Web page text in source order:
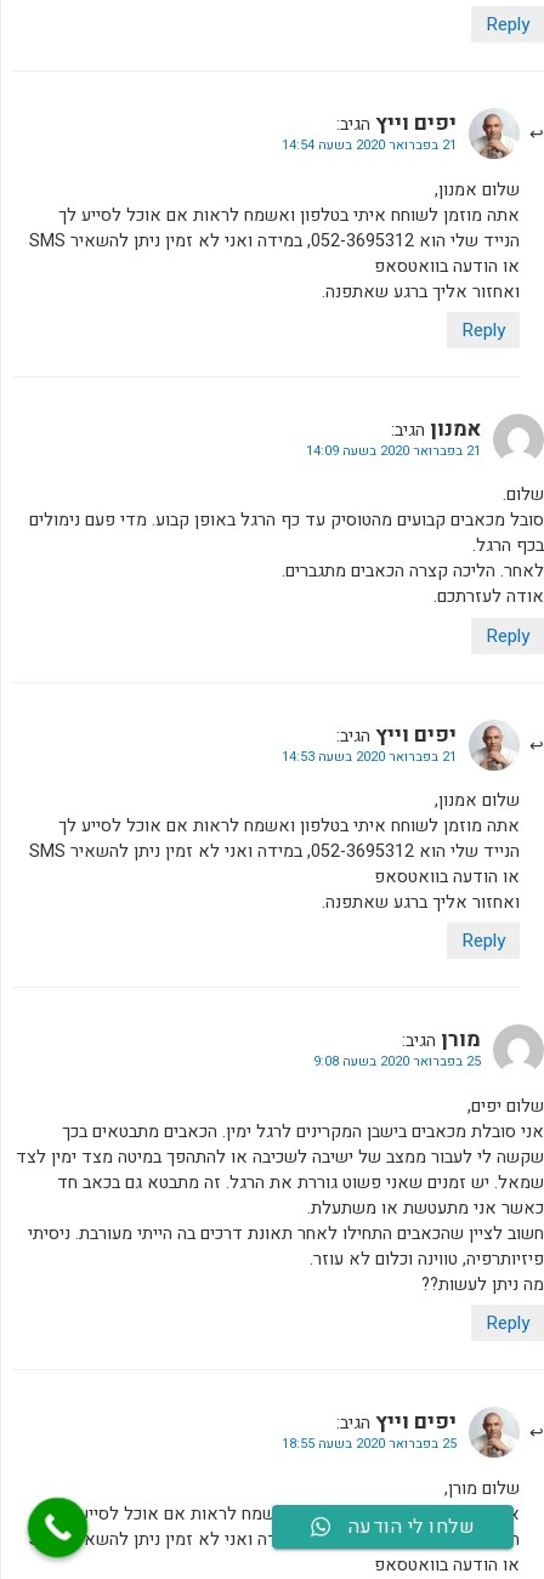
Reply
יפים וייץ הגיב:
21 בפברואר 2020 בשעה 14:54
שלום אמנון,
אתה מוזמן לשוחח איתי בטלפון ואשמח לראות אם אוכל לסייע לך
הנייד שלי הוא 052-3695312, במידה ואני לא זמין ניתן להשאיר SMS
או הודעה בוואטסאפ
ואחזור אליך ברגע שאתפנה.
Reply
אמנון הגיב:
21 בפברואר 2020 בשעה 14:09
שלום.
סובל מכאבים קבועים מהטוסיק עד כף הרגל באופן קבוע. מדי פעם נימולים
בכף הרגל.
לאחר. הליכה קצרה הכאבים מתגברים.
אודה לעזרתכם.
Reply
יפים וייץ הגיב:
21 בפברואר 2020 בשעה 14:53
שלום אמנון,
אתה מוזמן לשוחח איתי בטלפון ואשמח לראות אם אוכל לסייע לך
הנייד שלי הוא 052-3695312, במידה ואני לא זמין ניתן להשאיר SMS
או הודעה בוואטסאפ
ואחזור אליך ברגע שאתפנה.
Reply
מורן הגיב:
25 בפברואר 2020 בשעה 9:08
שלום יפים,
אני סובלת מכאבים בישבן המקרינים לרגל ימין. הכאבים מתבטאים בכך
שקשה לי לעבור ממצב של ישיבה לשכיבה או להתהפך במיטה מצד ימין לצד
שמאל. יש זמנים שאני פשוט גוררת את הרגל. זה מתבטא גם בכאב חד
כאשר אני מתעטשת או משתעלת.
חשוב לציין שהכאבים התחילו לאחר תאונת דרכים בה הייתי מעורבת. ניסיתי
פיזיותרפיה, טווינה וכלום לא עוזר.
מה ניתן לעשות??
Reply
יפים וייץ הגיב:
25 בפברואר 2020 בשעה 18:55
שלום מורן,
את מוזמנת לשוחח איתי בטלפון ואשמח לראות אם אוכל לסייע לך
הנייד שלי הוא 052-3695312, במידה ואני לא זמין ניתן להשאיר SMS
או הודעה בוואטסאפ
שלחו לי הודעה